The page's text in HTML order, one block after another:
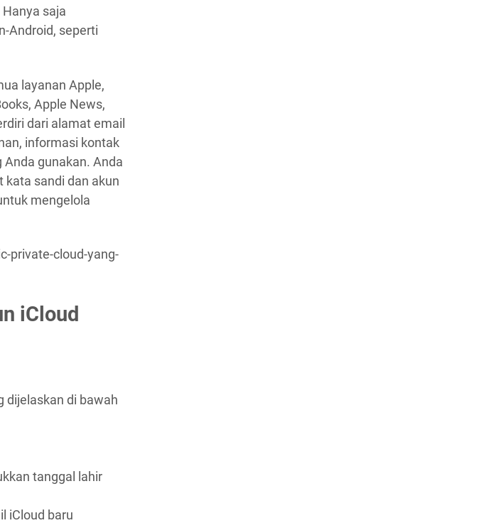
saja
Android, seperti
layanan Apple,
Apple News,
dari alamat email
informasi kontak
gunakan. Anda
kata sandi dan akun
mengelola
private-cloud-yang-
iCloud
dijelaskan di bawah
tanggal lahir
iCloud baru